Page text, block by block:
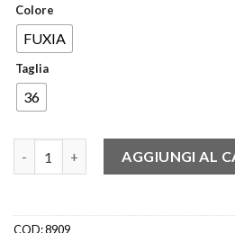
Colore
FUXIA
Taglia
36
Mou 4610003 Sandalo 2 fibbie
AGGIUNGI AL
COD:8909